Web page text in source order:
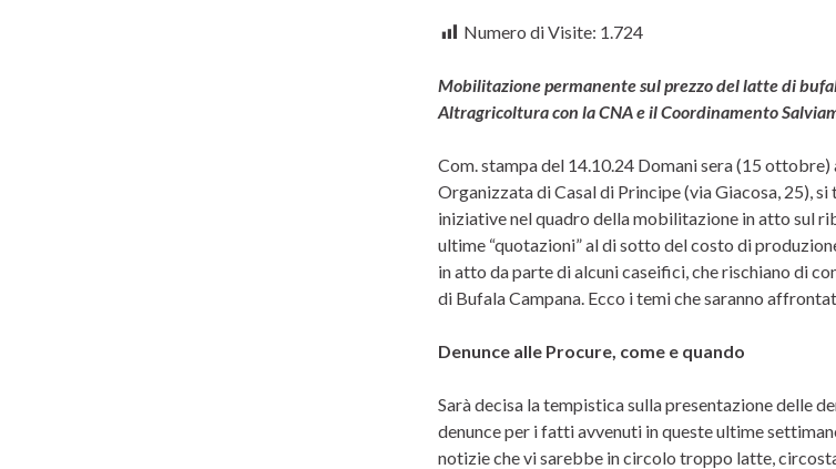
Numero di Visite: 1.724
Mobilitazione permanente sul prezzo del latte di
Altragricoltura con la CNA e il Coordinamento
Com. stampa del 14.10.24 Domani sera (15
Organizzata di Casal di Principe (via Giacosa, 25),
iniziative nel quadro della mobilitazione in atto sul
ultime “quotazioni” al di sotto del costo di
in atto da parte di alcuni caseifici, che rischiano di
di Bufala Campana. Ecco i temi che saranno
Denunce alle Procure, come e quando
Sarà decisa la tempistica sulla presentazione delle
denunce per i fatti avvenuti in queste ultime
notizie che vi sarebbe in circolo troppo latte,